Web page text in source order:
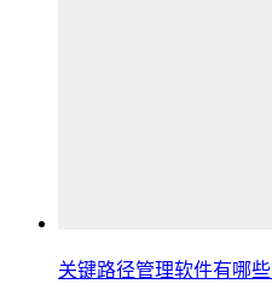
关键路径管理软件有哪